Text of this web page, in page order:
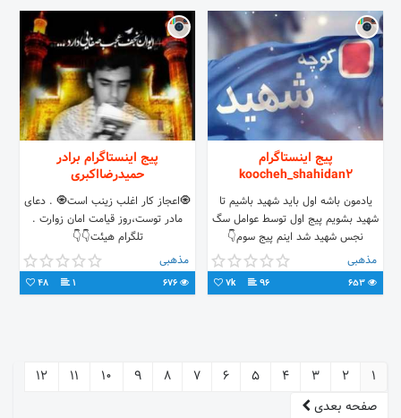
پیج اینستاگرام
koocheh_shahidan2
یادمون باشه اول باید شهید باشیم تا
شهید بشویم پیج اول توسط عوامل سگ
نجس شهید شد اینم پیج سوم👇
@koocheh_shahidan3
Eitaa.com/koocheh_shahid
مذهبی
96
7k
پیج اینستاگرام برادر
حمیدرضااکبری
🧿اعجاز کار اغلب زینب است🧿 . دعای
مادر توست،روز قیامت امان زوارت .
تلگرام هیئت👇👇
t.me/hamidrezaakbari مذهبی
1
48
1
2
3
4
5
6
7
8
9
10
11
12
صفحه بعدی